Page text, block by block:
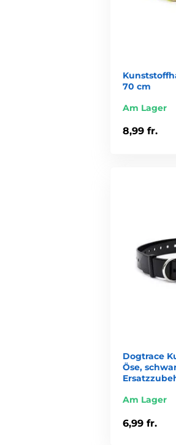
70 cm
Am Lager
8,99 fr.
Dogtrace
Öse,
Am Lager
6,99 fr.